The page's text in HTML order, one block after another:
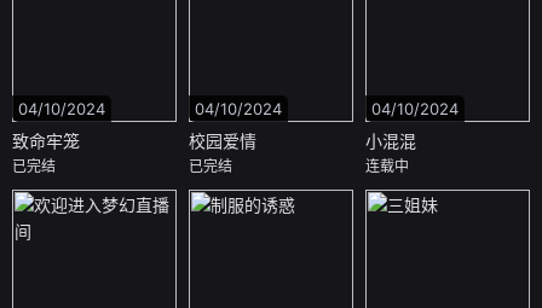
04/10/2024
致命牢笼
已完结
04/10/2024
校园爱情
已完结
04/10/2024
小混混
连载中